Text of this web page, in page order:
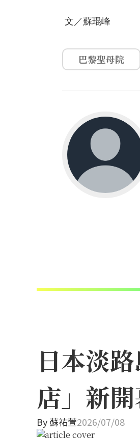
文／蘇琨峰
巴黎聖母院
日本淡
店」新
By蘇祐萱2026/07/08